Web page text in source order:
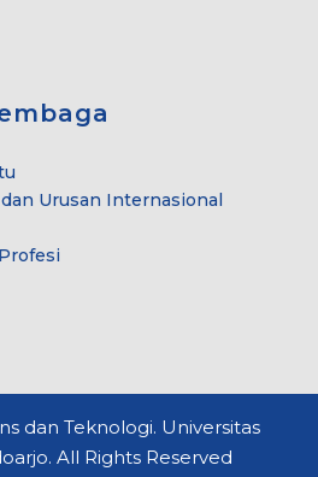
Urusan Internasional
dan Teknologi. Universitas
All Rights Reserved